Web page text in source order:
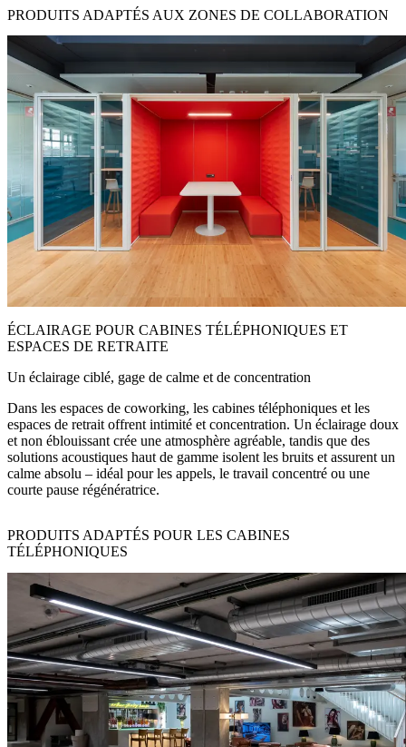
PRODUITS ADAPTÉS AUX ZONES DE COLLABORATION
ÉCLAIRAGE POUR CABINES TÉLÉPHONIQUES ET
ESPACES DE RETRAITE
Un éclairage ciblé, gage de calme et de concentration
Dans les espaces de coworking, les cabines téléphoniques et les
espaces de retrait offrent intimité et concentration. Un éclairage doux
et non éblouissant crée une atmosphère agréable, tandis que des
solutions acoustiques haut de gamme isolent les bruits et assurent un
calme absolu – idéal pour les appels, le travail concentré ou une
courte pause régénératrice.
PRODUITS ADAPTÉS POUR LES CABINES
TÉLÉPHONIQUES